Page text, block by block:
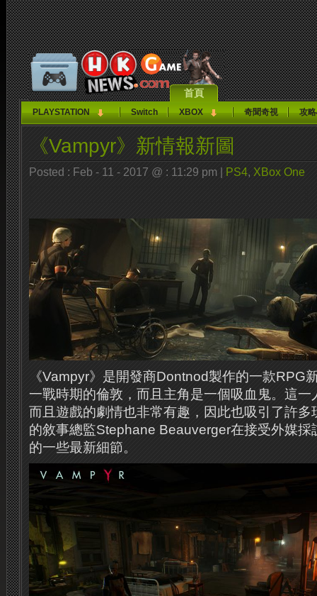
首頁
PLAYSTATION Switch XBOX 奇聞奇視 攻
《Vampyr》新情報新圖
Posted : Feb - 11 - 2017 @ : 11:29 pm | PS4, XBox One
《Vampyr》是開發商Dontnod製作的一款RPG
一戰時期的倫敦，而且主角是一個吸血鬼。這一
而且遊戲的劇情也非常有趣，因此也吸引了許多
的敘事總監Stephane Beauverger在接受外媒採
的一些最新細節。